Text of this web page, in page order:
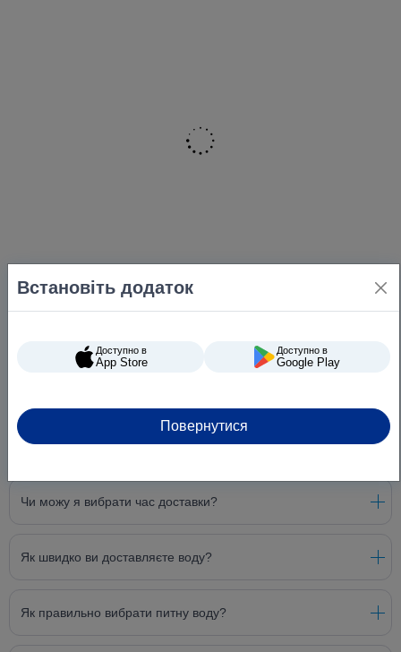
Чи можу я вибрати час доставки?
Як швидко ви доставляєте воду?
Як правильно вибрати питну воду?
Встановіть додаток
Доступно в
App Store
Доступно в
Google Play
Повернутися